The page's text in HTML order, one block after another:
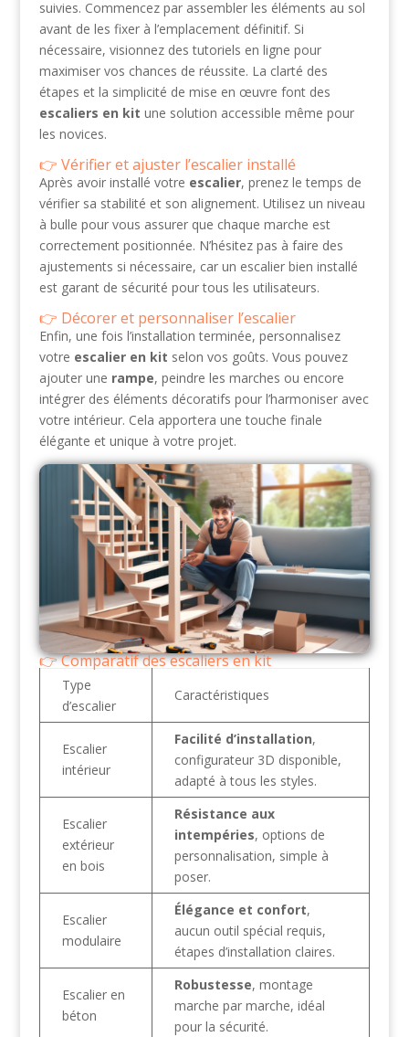
suivies. Commencez par assembler les éléments au sol
avant de les fixer à l’emplacement définitif. Si
nécessaire, visionnez des tutoriels en ligne pour
maximiser vos chances de réussite. La clarté des
étapes et la simplicité de mise en œuvre font des
escaliers en kit une solution accessible même pour
les novices.
Vérifier et ajuster l’escalier installé
Après avoir installé votre escalier, prenez le temps de
vérifier sa stabilité et son alignement. Utilisez un niveau
à bulle pour vous assurer que chaque marche est
correctement positionnée. N’hésitez pas à faire des
ajustements si nécessaire, car un escalier bien installé
est garant de sécurité pour tous les utilisateurs.
Décorer et personnaliser l’escalier
Enfin, une fois l’installation terminée, personnalisez
votre escalier en kit selon vos goûts. Vous pouvez
ajouter une rampe, peindre les marches ou encore
intégrer des éléments décoratifs pour l’harmoniser avec
votre intérieur. Cela apportera une touche finale
élégante et unique à votre projet.
Comparatif des escaliers en kit
Type
d’escalier
Caractéristiques
Escalier
intérieur
Facilité d’installation,
configurateur 3D disponible,
adapté à tous les styles.
Escalier
extérieur
en bois
Résistance aux
intempéries, options de
personnalisation, simple à
poser.
Escalier
modulaire
Élégance et confort,
aucun outil spécial requis,
étapes d’installation claires.
Escalier en
béton
Robustesse, montage
marche par marche, idéal
pour la sécurité.